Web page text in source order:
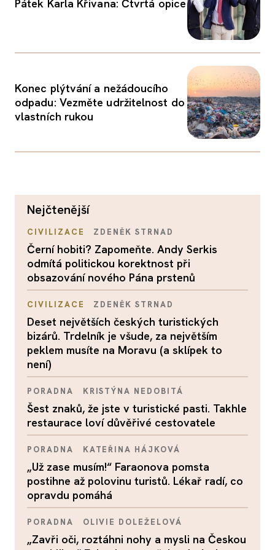
Pátek Karla Křivana: Čtvrtá opice
Konec plýtvání a nežádoucího
odpadu: Vezměte udržitelnost do
vlastních rukou
nejčtenější
CIVILIZACE ZDENĚK STRNAD
Černí hobiti? Zapomeňte. Andy Serkis
odmítá politickou korektnost při
obsazování nového Pána prstenů
CIVILIZACE ZDENĚK STRNAD
Deset největších českých turistických
bizárů. Trdelník je všude, za největším
peklem musíte na Moravu (a sklípek to
není)
PORADNA KRISTÝNA NEDOBITÁ
Šest znaků, že jste v turistické pasti. Takhle
restaurace loví důvěřivé cestovatele
PORADNA KATEŘINA HÁJKOVÁ
„Už zase musím!“ Faraonova pomsta
postihne až polovinu turistů. Lékař radí, co
opravdu pomáhá
PORADNA OLIVIE DOLEŽELOVÁ
„Zavři oči, roztáhni nohy a mysli na Českou